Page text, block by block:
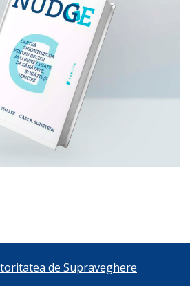
de Supraveghere